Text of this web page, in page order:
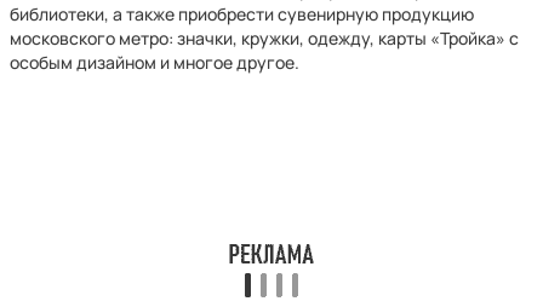
библиотеки, а также приобрести сувенирную продукцию
московского метро: значки, кружки, одежду, карты «Тройка» с
особым дизайном и многое другое.